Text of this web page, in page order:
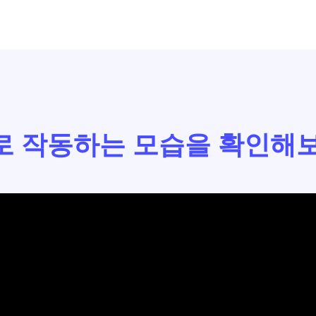
작동하는 모습을 확인해